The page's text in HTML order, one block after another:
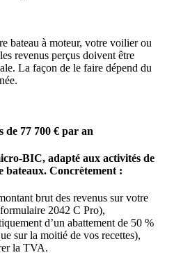
bateau à moteur, votre voilier ou
revenus perçus doivent être
La façon de le faire dépend du
de 77 700 € par an
BIC, adapté aux activités de
bateaux. Concrètement :
brut des revenus sur votre
2042 C Pro),
d’un abattement de 50 %
sur la moitié de vos recettes),
la TVA.